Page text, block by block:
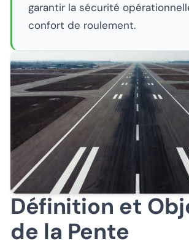
garantir la sécurité
confort de roulement.
Définition et
de la Pente